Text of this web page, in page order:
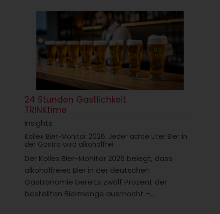
24 Stunden Gastlichkeit
TRINKtime
Insights
Kollex Bier-Monitor 2026: Jeder achte Liter Bier in
der Gastro wird alkoholfrei
Der Kollex Bier-Monitor 2026 belegt, dass
alkoholfreies Bier in der deutschen
Gastronomie bereits zwölf Prozent der
bestellten Biermenge ausmacht –...